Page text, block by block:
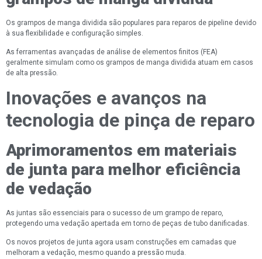
Os grampos de manga dividida são populares para reparos de pipeline devido
à sua flexibilidade e configuração simples.
As ferramentas avançadas de análise de elementos finitos (FEA)
geralmente simulam como os grampos de manga dividida atuam em casos
de alta pressão.
Inovações e avanços na
tecnologia de pinça de reparo
Aprimoramentos em materiais
de junta para melhor eficiência
de vedação
As juntas são essenciais para o sucesso de um grampo de reparo,
protegendo uma vedação apertada em torno de peças de tubo danificadas.
Os novos projetos de junta agora usam construções em camadas que
melhoram a vedação, mesmo quando a pressão muda.